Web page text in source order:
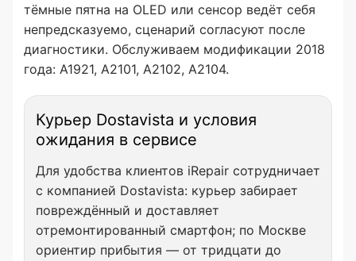
тёмные пятна на OLED или сенсор ведёт себя
непредсказуемо, сценарий согласуют после
диагностики. Обслуживаем модификации 2018
года: A1921, A2101, A2102, A2104.
Курьер Dostavista и условия
ожидания в сервисе
Для удобства клиентов iRepair сотрудничает
с компанией Dostavista: курьер забирает
повреждённый и доставляет
отремонтированный смартфон; по Москве
ориентир прибытия — от тридцати до